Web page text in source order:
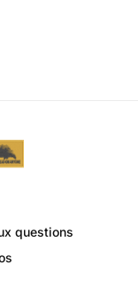
le secteur
pénuries de
à cause
l’ère du
questions